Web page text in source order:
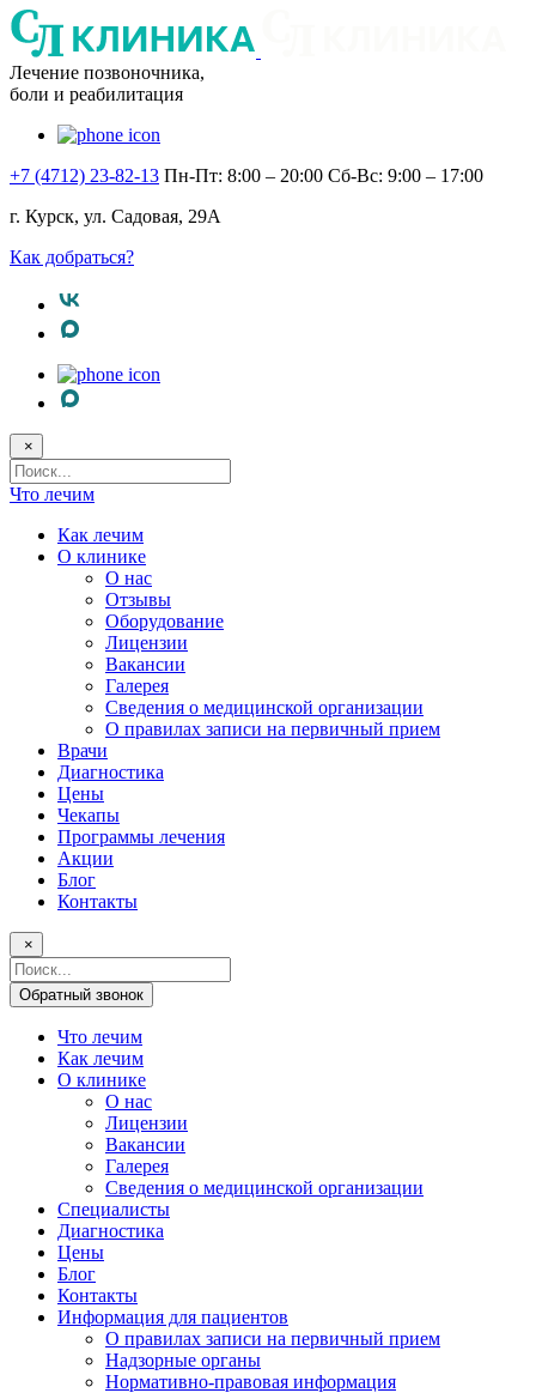
Лечение позвоночника,
боли и реабилитация
+7 (4712) 23-82-13 Пн-Пт: 8:00 – 20:00 Сб-Вс: 9:00 – 17:00
г. Курск, ул. Садовая, 29А
Как добраться?
×
Поисковый
запрос
Что лечим
Как лечим
О клинике
О нас
Отзывы
Оборудование
Лицензии
Вакансии
Галерея
Сведения о медицинской организации
О правилах записи на первичный прием
Врачи
Диагностика
Цены
Чекапы
Программы лечения
Акции
Блог
Контакты
×
Поисковый
запрос
Обратный звонок
Что лечим
Как лечим
О клинике
О нас
Лицензии
Вакансии
Галерея
Сведения о медицинской организации
Специалисты
Диагностика
Цены
Блог
Контакты
Информация для пациентов
О правилах записи на первичный прием
Надзорные органы
Нормативно-правовая информация